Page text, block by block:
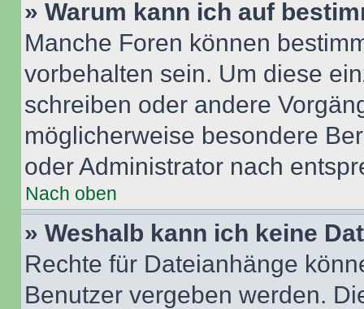
» Warum kann ich auf
Manche Foren können
vorbehalten sein. Um diese
schreiben oder andere
möglicherweise besondere
oder Administrator nach
Nach oben
» Weshalb kann ich keine
Rechte für Dateianhänge
Benutzer vergeben werden.